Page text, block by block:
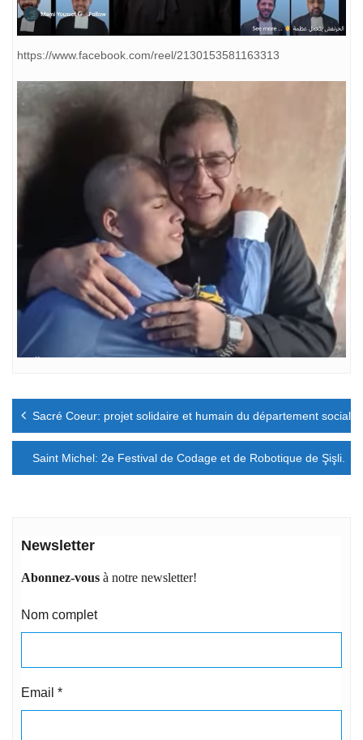
https://www.facebook.com/reel/2130153581163313
Navigation
l’article
Sacré Coeur: projet solidaire et humain du département social
Saint Michel: 2e Festival de Codage et de Robotique de Şişli.
Newsletter
Abonnez-vous à notre newsletter!
Nom complet
Email *